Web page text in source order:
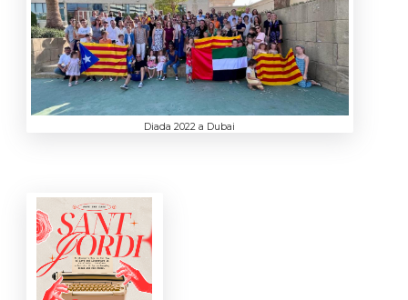
Diada 2022 a Dubai